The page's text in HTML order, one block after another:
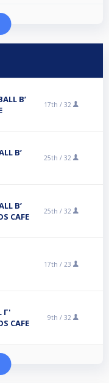
B’
17th / 32
B’
25th / 32
B’
CAFE
25th / 32
17th / 23
Γ'
CAFE
9th / 32